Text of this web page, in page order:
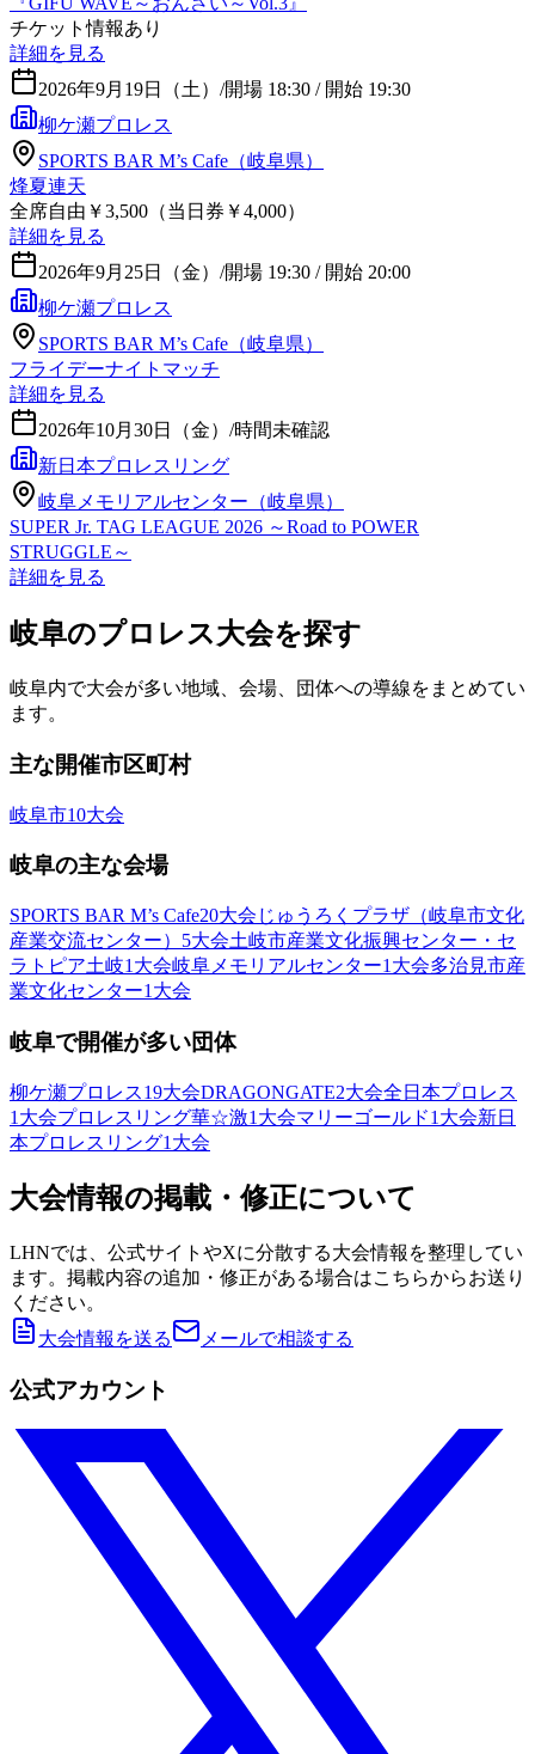
チケット情報あり
詳細を見る
2026年9月19日（土） /開場 18:30 / 開始 19:30
柳ケ瀬プロレス
SPORTS BAR M’s Cafe（岐阜県）
烽夏連天
全席自由￥3,500（当日券￥4,000）
詳細を見る
2026年9月25日（金） /開場 19:30 / 開始 20:00
柳ケ瀬プロレス
SPORTS BAR M’s Cafe（岐阜県）
フライデーナイトマッチ
詳細を見る
2026年10月30日（金） /時間未確認
新日本プロレスリング
岐阜メモリアルセンター（岐阜県）
SUPER Jr. TAG LEAGUE 2026 ～Road to POWER
STRUGGLE～
詳細を見る
岐阜のプロレス大会を探す
岐阜内で大会が多い地域、会場、団体への導線をまとめてい
ます。
主な開催市区町村
岐阜市10大会
岐阜の主な会場
SPORTS BAR M’s Cafe20大会 じゅうろくプラザ（岐阜市文化
産業交流センター） 5大会土岐市産業文化振興センター・セ
ラトピア土岐1 大会岐阜メモリアルセンター1 大会多治見市産
業文化センター1 大会
岐阜で開催が多い団体
柳ケ瀬プロレス19大会DRAGONGATE2大会全日本プロレス
1 大会プロレスリング華☆激1 大会マリーゴールド1 大会新日
本プロレスリング1 大会
大会情報の掲載・修正について
LHNでは、公式サイトやXに分散する大会情報を整理してい
ます。掲載内容の追加・修正がある場合はこちらからお送り
ください。
大会情報を送る
メールで相談する
公式アカウント